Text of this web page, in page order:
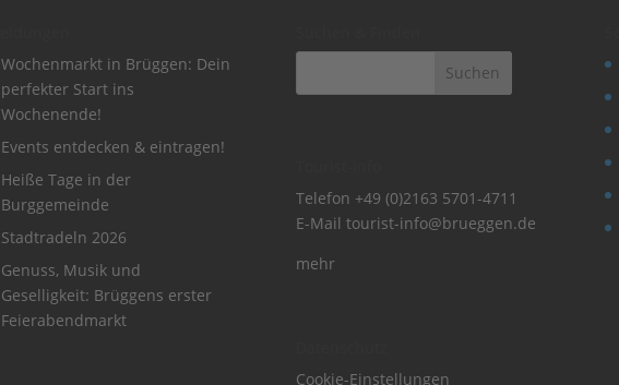
Wochenmarkt in Brüggen: Dein
perfekter Start ins
Wochenende!
Events entdecken & eintragen!
Heiße Tage in der
Burggemeinde
Stadtradeln 2026
Genuss, Musik und
Geselligkeit: Brüggens erster
Feierabendmarkt
Telefon +49 (0)2163 5701-4711
E-Mail tourist-info@brueggen.de
mehr
Cookie-Einstellungen